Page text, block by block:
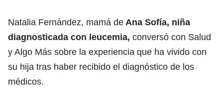
Natalia Fernández, mamá de Ana Sofía, niña
diagnosticada con leucemia, conversó con Salud
y Algo Más sobre la experiencia que ha vivido con
su hija tras haber recibido el diagnóstico de los
médicos.